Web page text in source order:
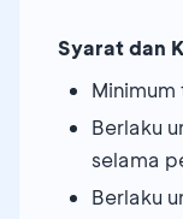
Syarat dan
Berlaku
selama
Berlaku